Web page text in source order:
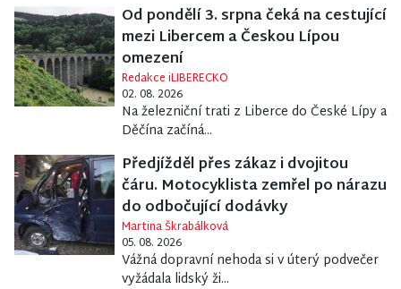
Od pondělí 3. srpna čeká na cestující
mezi Libercem a Českou Lípou
omezení
Redakce iLIBERECKO
02. 08. 2026
Na železniční trati z Liberce do České Lípy a
Děčína začíná...
Předjížděl přes zákaz i dvojitou
čáru. Motocyklista zemřel po nárazu
do odbočující dodávky
Martina Škrabálková
05. 08. 2026
Vážná dopravní nehoda si v úterý podvečer
vyžádala lidský ži...